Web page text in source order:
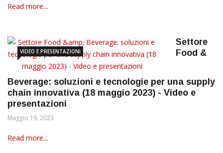
Read more...
VIDEO E PRESENTAZIONI
Settore
Food &
Beverage: soluzioni e tecnologie per una supply
chain innovativa (18 maggio 2023) - Video e
presentazioni
Maggio 19, 2023
Read more...